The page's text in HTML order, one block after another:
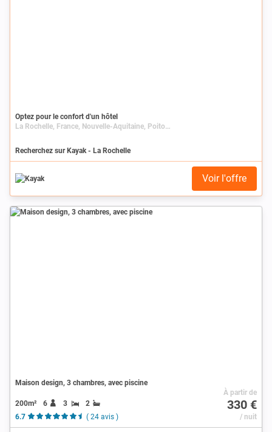
Optez pour le confort d'un hôtel
La Rochelle, France, Nouvelle-Aquitaine, Poitou-Charentes, Charente-Maritime
Recherchez sur Kayak - La Rochelle
Voir l'offre
Maison design, 3 chambres, avec piscine
200m² 6 3
2
6.7
( 24 avis )
À partir de
330 €
/ nuit